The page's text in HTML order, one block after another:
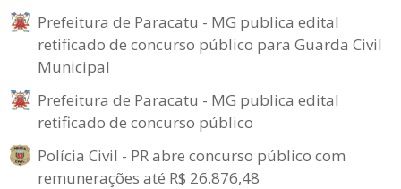
Prefeitura de Paracatu - MG publica edital
retificado de concurso público para Guarda Civil
Municipal
Prefeitura de Paracatu - MG publica edital
retificado de concurso público
Polícia Civil - PR abre concurso público com
remunerações até R$ 26.876,48